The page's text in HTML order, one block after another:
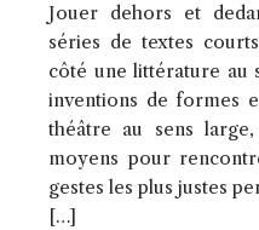
Jouer dehors et
séries de textes
côté une littérature au
inventions de formes
théâtre au sens
moyens pour
gestes les plus justes
[…]